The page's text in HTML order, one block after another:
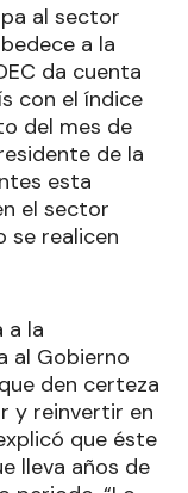
al sector
a la
da cuenta
con el índice
del mes de
de la
esta
el sector
se realicen
a la
al Gobierno
den certeza
y reinvertir en
que éste
lleva años de